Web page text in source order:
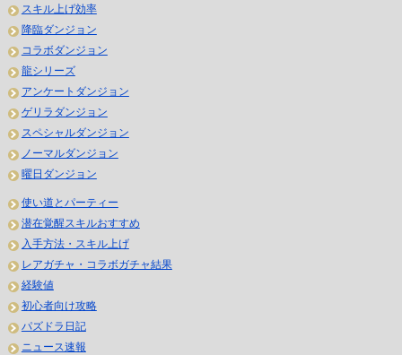
スキル上げ効率
降臨ダンジョン
コラボダンジョン
龍シリーズ
アンケートダンジョン
ゲリラダンジョン
スペシャルダンジョン
ノーマルダンジョン
曜日ダンジョン
使い道とパーティー
潜在覚醒スキルおすすめ
入手方法・スキル上げ
レアガチャ・コラボガチャ結果
経験値
初心者向け攻略
パズドラ日記
ニュース速報